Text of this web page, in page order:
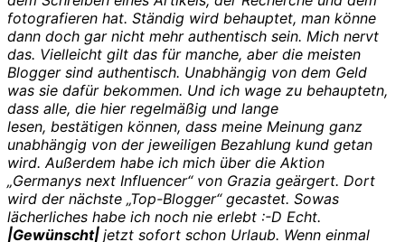
fotografieren hat. Ständig wird behauptet, man könne
dann doch gar nicht mehr authentisch sein. Mich nervt
das. Vielleicht gilt das für manche, aber die meisten
Blogger sind authentisch. Unabhängig von dem Geld
was sie dafür bekommen. Und ich wage zu behauptetn,
dass alle, die hier regelmäßig und lange
lesen, bestätigen können, dass meine Meinung ganz
unabhängig von der jeweiligen Bezahlung kund getan
wird. Außerdem habe ich mich über die Aktion
„Germanys next Influencer“ von Grazia geärgert. Dort
wird der nächste „Top-Blogger“ gecastet. Sowas
lächerliches habe ich noch nie erlebt :-D Echt.
|Gewünscht| jetzt sofort schon Urlaub. Wenn einmal